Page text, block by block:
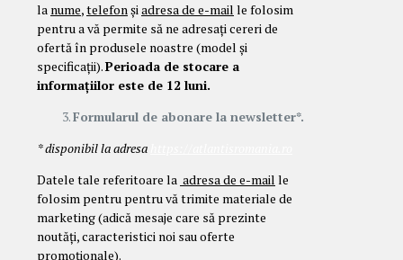
la nume,telefonșiadresa de e-mail le folosim
pentru a vă permite să ne adresați cereri de
ofertă în produsele noastre (model și
specificații).Perioada de stocare a
informațiilor este de 12 luni.
Formularul de abonare la newsletter*.
* disponibil la adresa
Datele tale referitoare la adresa de e-mail le
folosim pentru pentru vă trimite materiale de
marketing (adică mesaje care să prezinte
noutăţi, caracteristici noi sau oferte
promoţionale).